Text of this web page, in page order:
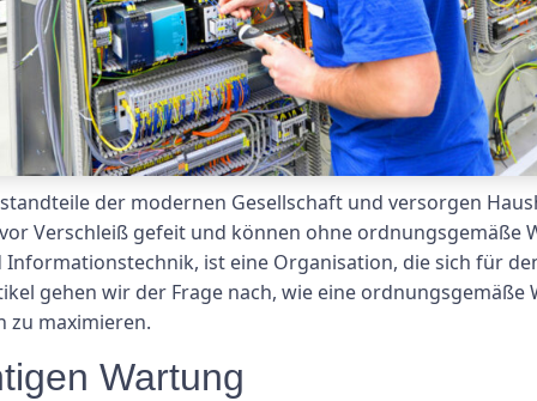
der modernen Gesellschaft und versorgen
Verschleiß gefeit und können ohne ordnungsgemäße
ist eine Organisation, die sich für
gehen wir der Frage nach, wie eine ordnungsgemäße
zu maximieren.
Wartung